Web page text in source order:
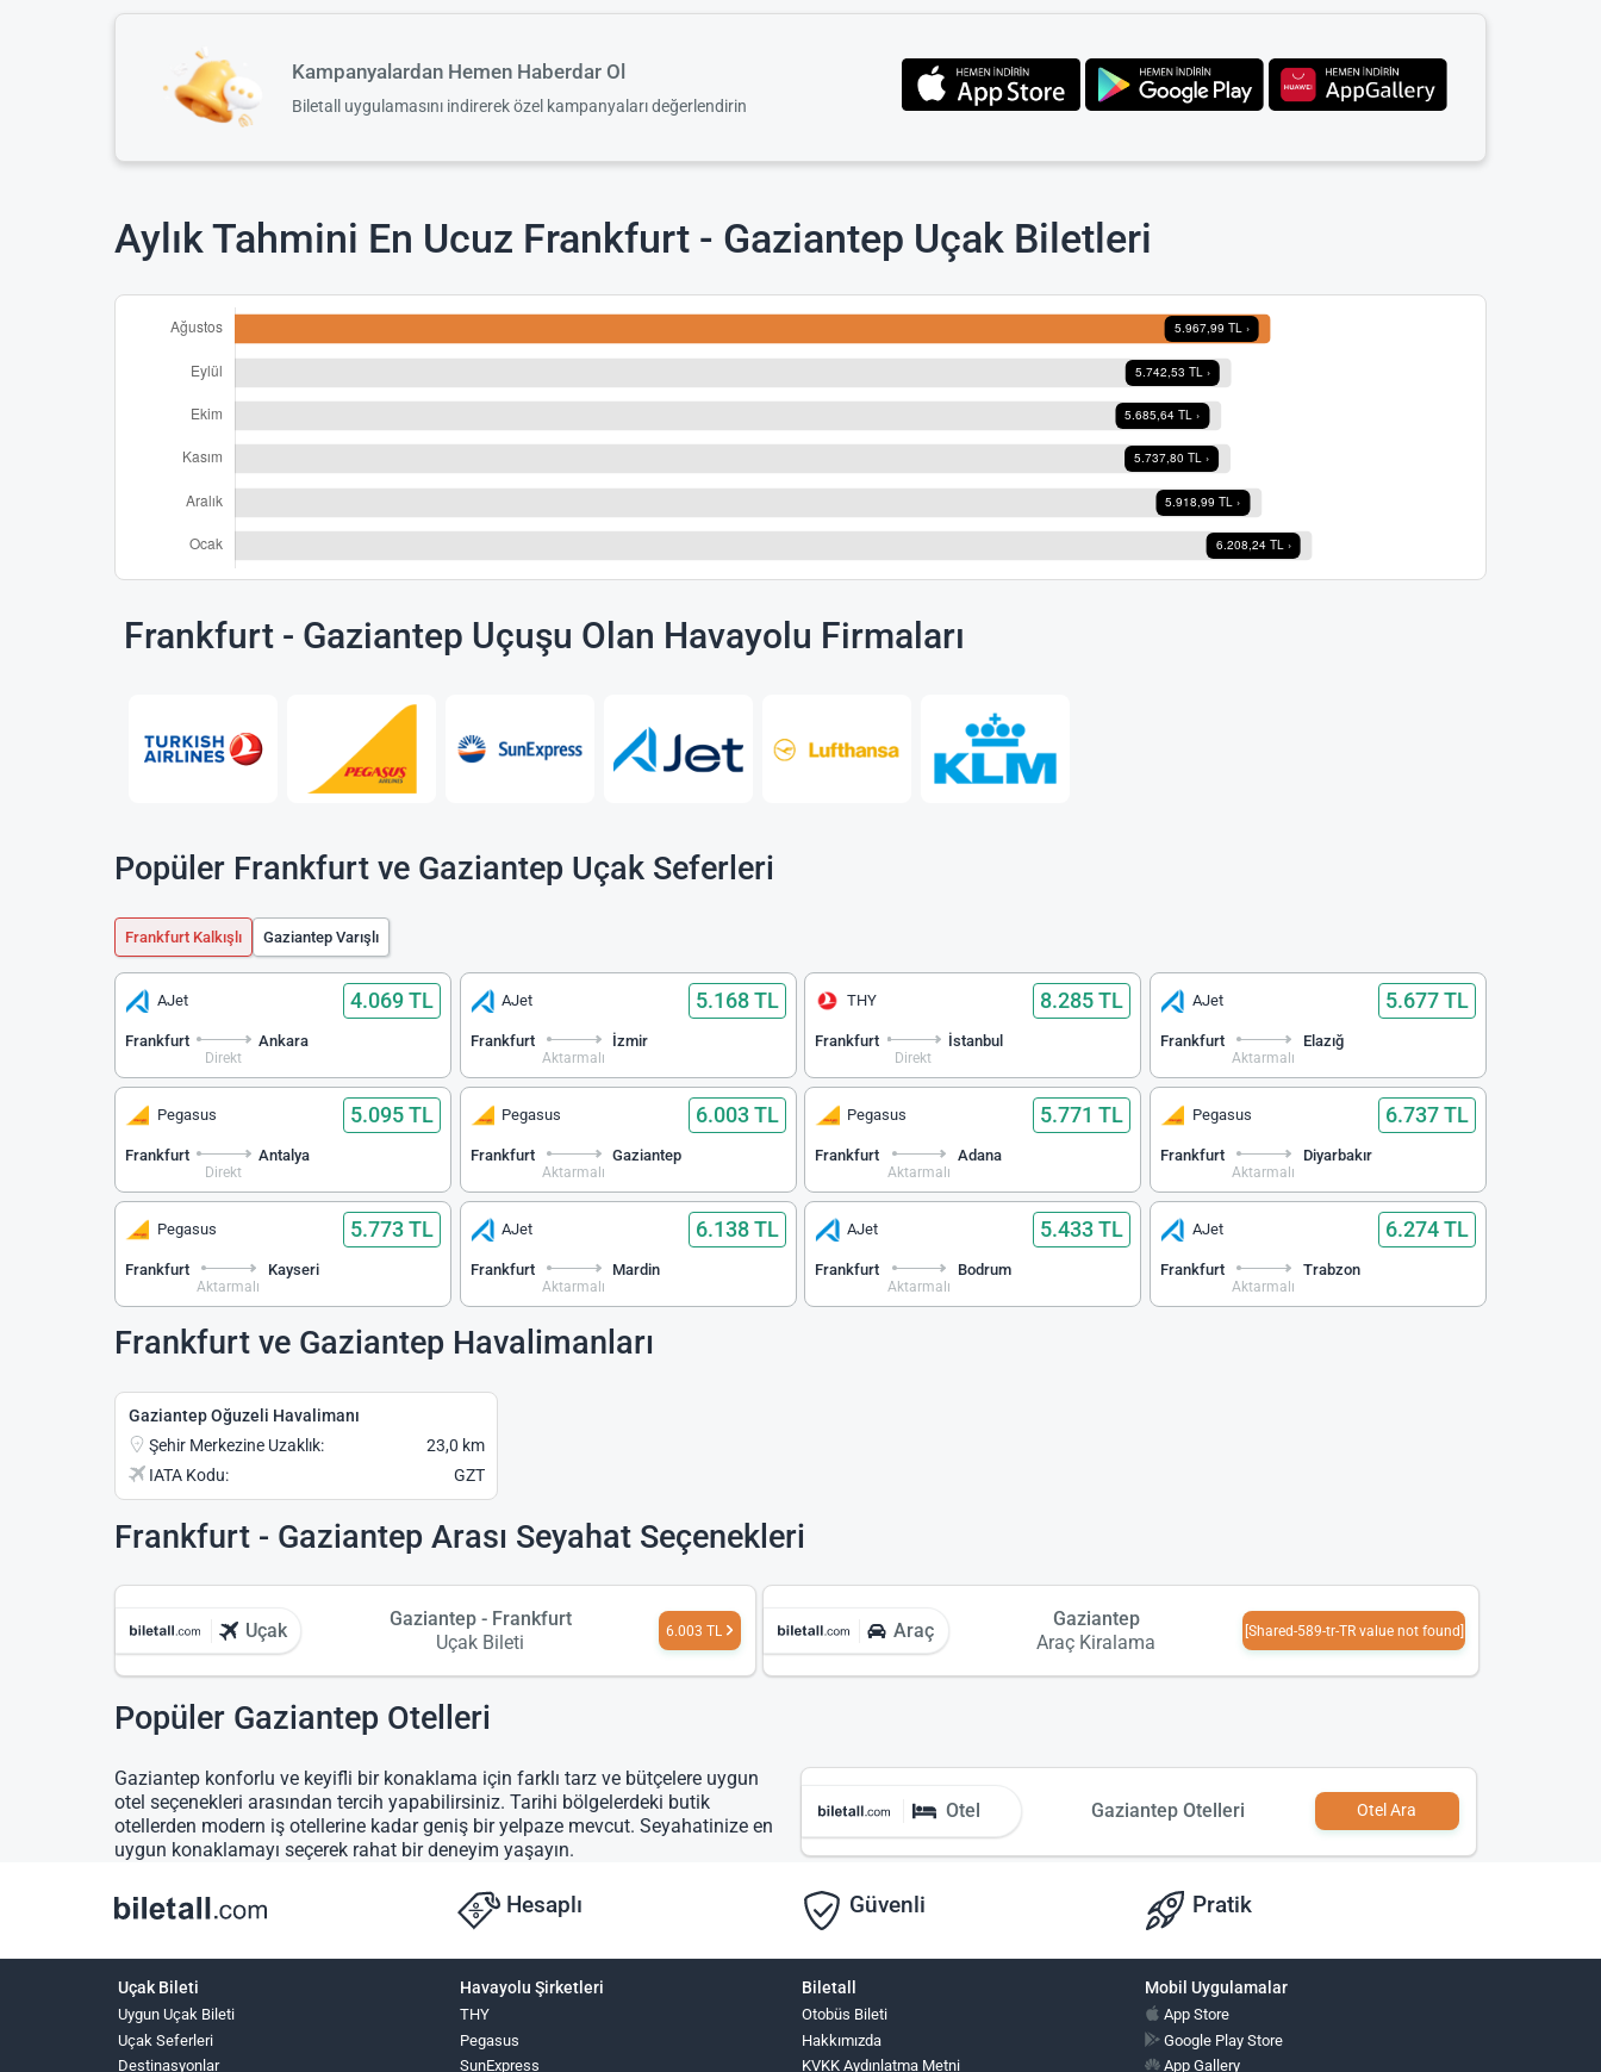
Kampanyalardan Hemen Haberdar Ol
Biletall uygulamasını indirerek özel kampanyaları değerlendirin
Aylık Tahmini En Ucuz Frankfurt - Gaziantep Uçak Biletleri
Frankfurt - Gaziantep Uçuşu Olan Havayolu Firmaları
Popüler Frankfurt ve Gaziantep Uçak Seferleri
Frankfurt Kalkışlı Gaziantep Varışlı
AJet 4.069 TL
Frankfurt
Direkt
Ankara
AJet 5.168 TL
Frankfurt
Aktarmalı
İzmir
THY 8.285 TL
Frankfurt
Direkt
İstanbul
AJet 5.677 TL
Frankfurt
Aktarmalı
Elazığ
Pegasus 5.095 TL
Frankfurt
Direkt
Antalya
Pegasus 6.003 TL
Frankfurt
Aktarmalı
Gaziantep
Pegasus 5.771 TL
Frankfurt
Aktarmalı
Adana
Pegasus 6.737 TL
Frankfurt
Aktarmalı
Diyarbakır
Pegasus 5.773 TL
Frankfurt
Aktarmalı
Kayseri
AJet 6.138 TL
Frankfurt
Aktarmalı
Mardin
AJet 5.433 TL
Frankfurt
Aktarmalı
Bodrum
AJet 6.274 TL
Frankfurt
Aktarmalı
Trabzon
Frankfurt ve Gaziantep Havalimanları
Gaziantep Oğuzeli Havalimanı
Şehir Merkezine Uzaklık:
23,0 km
IATA Kodu:
GZT
Frankfurt - Gaziantep Arası Seyahat Seçenekleri
Uçak
Gaziantep - Frankfurt
Uçak Bileti
6.003 TL Araç
Gaziantep
Araç Kiralama
[Shared-589-tr-TR value not found]
Popüler Gaziantep Otelleri
Gaziantep konforlu ve keyifli bir konaklama için farklı tarz ve bütçelere uygun
otel seçenekleri arasından tercih yapabilirsiniz. Tarihi bölgelerdeki butik
otellerden modern iş otellerine kadar geniş bir yelpaze mevcut. Seyahatinize en
uygun konaklamayı seçerek rahat bir deneyim yaşayın.
Otel Gaziantep Otelleri Otel Ara
Hesaplı Güvenli Pratik
Uçak Bileti
Uygun Uçak Bileti
Uçak Seferleri
Destinasyonlar
Havayolu Şirketleri
THY
Pegasus
SunExpress
Biletall
Otobüs Bileti
Hakkımızda
KVKK Aydınlatma Metni
Mobil Uygulamalar
App Store
Google Play Store
App Gallery